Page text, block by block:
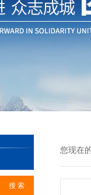
您现在